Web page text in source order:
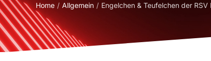
Home Allgemein Engelchen & Teufelchen der RSV